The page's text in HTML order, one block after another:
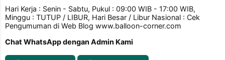
Hari Kerja : Senin - Sabtu, Pukul : 09:00 WIB - 17:00 WIB,
Minggu : TUTUP / LIBUR, Hari Besar / Libur Nasional : Cek
Pengumuman di Web Blog www.balloon-corner.com
Chat WhatsApp dengan Admin Kami